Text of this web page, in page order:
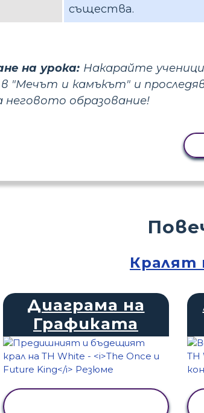
същества.
на урока:Накарайте
"Мечът и камъкът" и
неговото образование!
Кралят
Диаграма на
Графиката